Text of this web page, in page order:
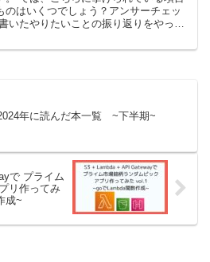
のはいくつでしょう？アンサーチェッ
いたやりたいことの振り返りをやって
年に読んだ本一覧 ~下半期~
で プライム
リ作ってみ
成~